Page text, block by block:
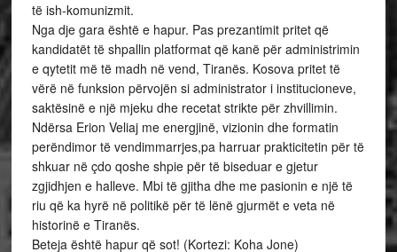
të ish-komunizmit.
Nga dje gara është e hapur. Pas prezantimit pritet që
kandidatët të shpallin platformat që kanë për administrimin
e qytetit më të madh në vend, Tiranës. Kosova pritet të
vërë në funksion përvojën si administrator i institucioneve,
saktësinë e një mjeku dhe recetat strikte për zhvillimin.
Ndërsa Erion Veliaj me energjinë, vizionin dhe formatin
perëndimor të vendimmarrjes,pa harruar prakticitetin për të
shkuar në çdo qoshe shpie për të biseduar e gjetur
zgjidhjen e halleve. Mbi të gjitha dhe me pasionin e një të
riu që ka hyrë në politikë për të lënë gjurmët e veta në
historinë e Tiranës.
Beteja është hapur që sot! (Kortezi: Koha Jone)